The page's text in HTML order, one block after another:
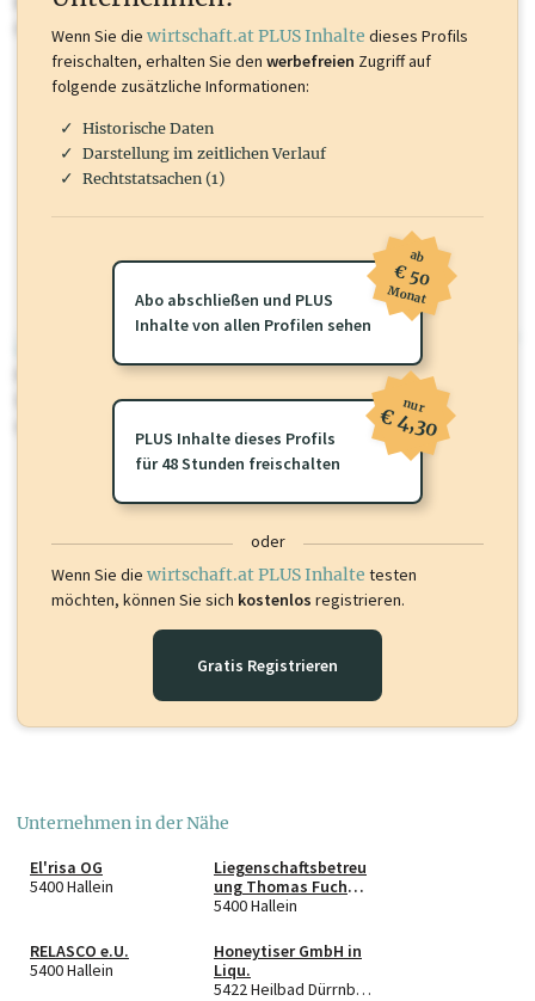
mehr.
Für dieses Profil gibt es zusätzlichewirtschaft.at PLUS Inhalte
Sie momentan nicht einsehen können. Schalten Sie dieses Profil frei
oder loggen Sie sich ein um diese Inhalte zu sehen.
Wenn Sie die wirtschaft.at PLUS Inhalte dieses Profils
freischalten, erhalten Sie den werbefreien Zugriff auf
folgende zusätzliche Informationen:
Historische Daten
Darstellung im zeitlichen Verlauf
Rechtstatsachen (1)
Abo abschließen und PLUS
Inhalte von allen Profilen sehen
ab
€ 50
Monat
PLUS Inhalte dieses Profils
für 48 Stunden freischalten
nur
€ 4,30
oder
Wenn Sie die wirtschaft.at PLUS Inhalte testen
möchten, können Sie sich kostenlos registrieren.
Gratis Registrieren
Unternehmen in der Nähe
El'risa OG
5400 Hallein
Liegenschaftsbetreu
ung Thomas Fuchs
e.U.
5400 Hallein
RELASCO e.U.
5400 Hallein
Honeytiser GmbH in
Liqu.
5422 Heilbad Dürrnberg